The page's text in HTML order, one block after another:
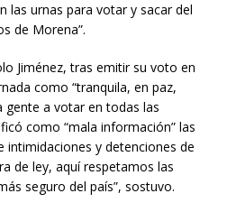
las urnas para votar y sacar del
de Morena”.
Jiménez, tras emitir su voto en
como “tranquila, en paz,
gente a votar en todas las
como “mala información” las
intimidaciones y detenciones de
de ley, aquí respetamos las
seguro del país”, sostuvo.